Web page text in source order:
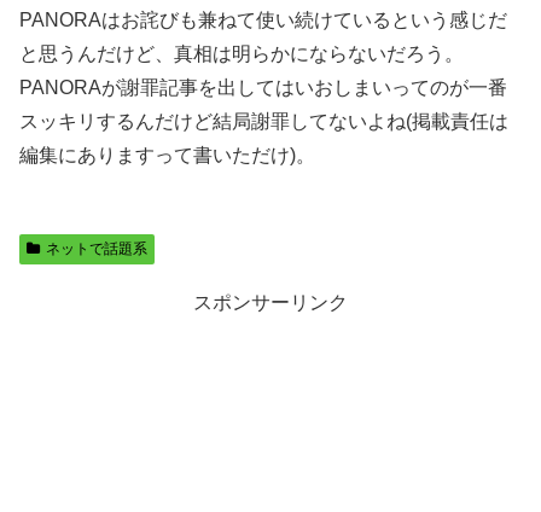
PANORAはお詫びも兼ねて使い続けているという感じだ
と思うんだけど、真相は明らかにならないだろう。
PANORAが謝罪記事を出してはいおしまいってのが一番
スッキリするんだけど結局謝罪してないよね(掲載責任は
編集にありますって書いただけ)。
ネットで話題系
スポンサーリンク